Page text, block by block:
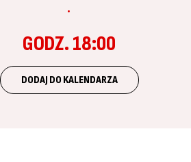
GODZ. 18:00
DODAJ DO KALENDARZA